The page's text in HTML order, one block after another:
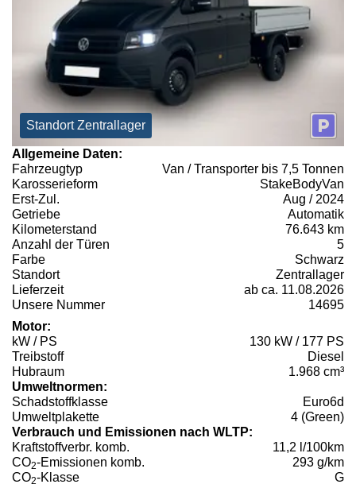
Standort Zentrallager
Allgemeine Daten:
Fahrzeugtyp
Van / Transporter bis 7,5 Tonnen
Karosserieform
StakeBodyVan
Erst-Zul.
Aug / 2024
Getriebe
Automatik
Kilometerstand
76.643 km
Anzahl der Türen
5
Farbe
Schwarz
Standort
Zentrallager
Lieferzeit
ab ca. 11.08.2026
Unsere Nummer
14695
Motor:
kW / PS
130 kW / 177 PS
Treibstoff
Diesel
Hubraum
1.968 cm³
Umweltnormen:
Schadstoffklasse
Euro6d
Umweltplakette
4 (Green)
Verbrauch und Emissionen nach WLTP:
Kraftstoffverbr. komb.
11,2 l/100km
CO2-Emissionen komb.
293 g/km
CO2-Klasse G